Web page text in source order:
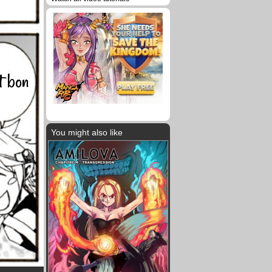
bon
You might also like